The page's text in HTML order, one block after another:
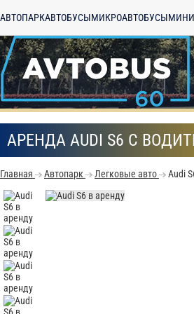
АВТОПАРКАВТОБУСЫМИКРОАВТОБУСЫ
АРЕНДА AUDI S6 С
Главная Автопарк Легковые авто Audi